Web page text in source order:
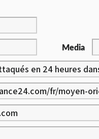
Media